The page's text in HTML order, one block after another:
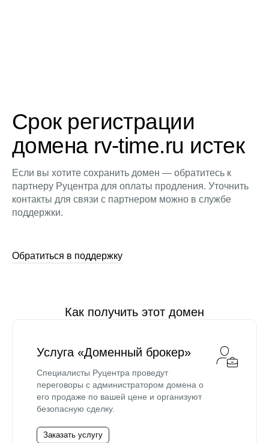
Срок регистрации
домена rv-time.ru истек
Если вы хотите сохранить домен — обратитесь к
партнеру Руцентра для оплаты продления. Уточнить
контакты для связи с партнером можно в службе
поддержки.
Обратиться в поддержку
Как получить этот домен
Услуга «Доменный брокер»
Специалисты Руцентра проведут
переговоры с администратором домена о
его продаже по вашей цене и организуют
безопасную сделку.
Заказать услугу